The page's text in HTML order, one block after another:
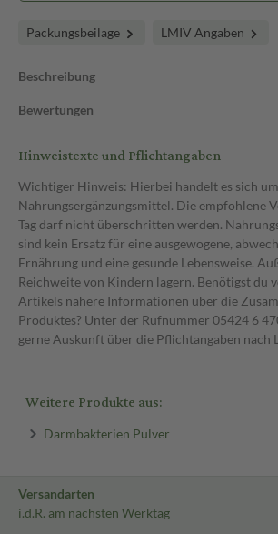
Packungsbeilage LMIV Angaben
Beschreibung
Bewertungen
Hinweistexte und Pflichtangaben
Wichtiger Hinweis: Hierbei handelt es sich
Nahrungsergänzungsmittel. Die empfohlene
Tag darf nicht überschritten werden.
sind kein Ersatz für eine ausgewogene,
Ernährung und eine gesunde Lebensweise.
Reichweite von Kindern lagern. Benötigst du
Artikels nähere Informationen über die
Produktes? Unter der Rufnummer 05424 6
gerne Auskunft über die Pflichtangaben nach
Weitere Produkte aus:
Darmbakterien Pulver
Versandarten
i.d.R. am nächsten Werktag